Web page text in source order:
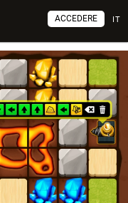
IT
ACCEDERE